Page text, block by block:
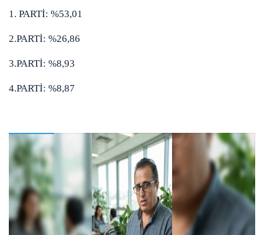
1. PARTİ: %53,01
2.PARTİ: %26,86
3.PARTİ: %8,93
4.PARTİ: %8,87